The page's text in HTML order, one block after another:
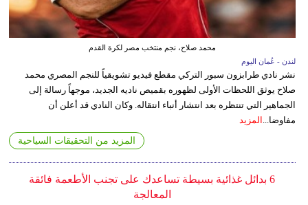
محمد صلاح، نجم منتخب مصر لكرة القدم
لندن - عُمان اليوم
نشر نادي طرابزون سبور التركي مقطع فيديو تشويقياً للنجم المصري محمد
صلاح يوثق اللحظات الأولى لظهوره بقميص ناديه الجديد، موجهاً رسالة إلى
الجماهير التي تنتظره بعد انتشار أنباء انتقاله. وكان النادي قد أعلن أن
مفاوضا... المزيد
المزيد من التحقيقات السياحية
6 بدائل غذائية بسيطة تساعدك على تجنب الأطعمة فائقة
المعالجة